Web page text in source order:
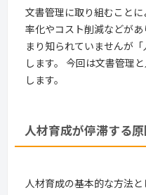
文書管理に取り組むこと
率化やコスト削減などが
まり知られていませんが
します。 今回は文書管理
します。
人材育成が停滞する
人材育成の基本的な方法